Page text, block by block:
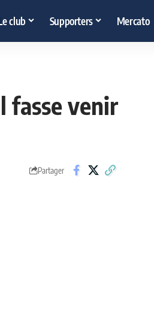
club Supporters Mercato
fasse venir
Partager